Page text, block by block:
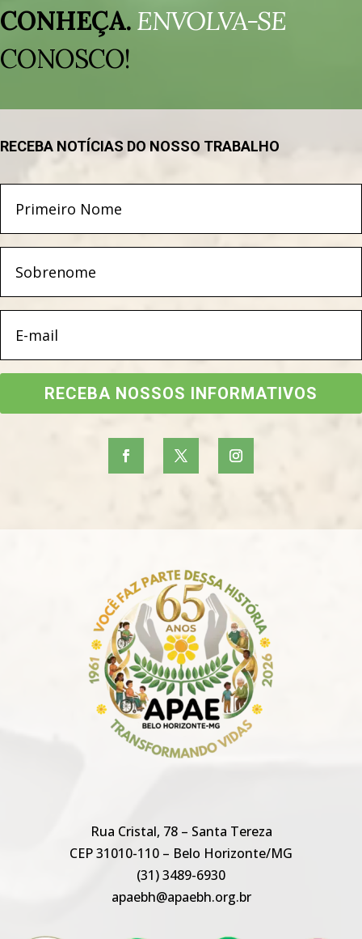
de
vídeo
CONHEÇA.ENVOLVA-SE
CONOSCO!
RECEBA NOTÍCIAS DO NOSSO TRABALHO
RECEBA NOSSOS INFORMATIVOS
Rua Cristal, 78 – Santa Tereza
CEP 31010-110 – Belo Horizonte/MG
(31) 3489-6930
apaebh@apaebh.org.br